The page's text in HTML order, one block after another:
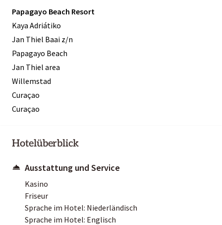
Papagayo Beach Resort
Kaya Adriátiko
Jan Thiel Baai z/n
Papagayo Beach
Jan Thiel area
Willemstad
Curaçao
Curaçao
Hotelüberblick
Ausstattung und Service
Kasino
Friseur
Sprache im Hotel: Niederländisch
Sprache im Hotel: Englisch